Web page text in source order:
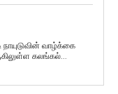
நாயுடுவின் வாழ்க்கை
அருகிலுள்ள கலங்கல்...